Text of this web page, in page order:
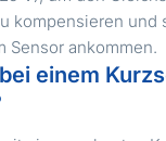
kompensieren und
Sensor ankommen.
einem